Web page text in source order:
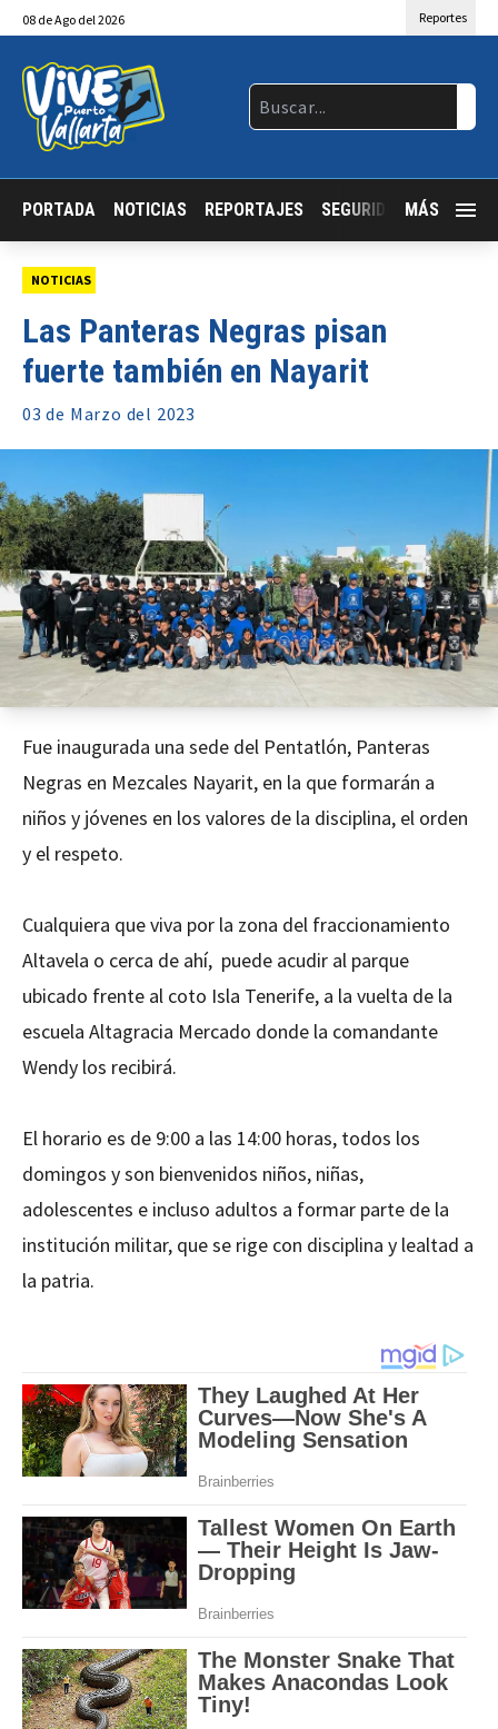
08 deAgo del 2026 Reportes
PORTADA NOTICIAS REPORTAJES SEGURIDAD JALISCO
MÁS
NOTICIAS
Las Panteras Negras pisan
fuerte también en Nayarit
03 de Marzo del 2023
Fue inaugurada una sede del Pentatlón, Panteras
Negras en Mezcales Nayarit, en la que formarán a
niños y jóvenes en los valores de la disciplina, el orden
y el respeto.
Cualquiera que viva por la zona del fraccionamiento
Altavela o cerca de ahí, puede acudir al parque
ubicado frente al coto Isla Tenerife, a la vuelta de la
escuela Altagracia Mercado donde la comandante
Wendy los recibirá.
El horario es de 9:00 a las 14:00 horas, todos los
domingos y son bienvenidos niños, niñas,
adolescentes e incluso adultos a formar parte de la
institución militar, que se rige con disciplina y lealtad a
la patria.